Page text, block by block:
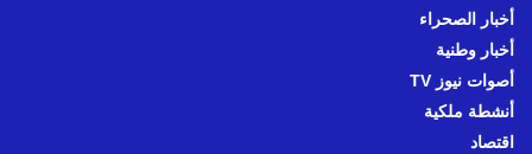
أخبار الصحراء
أخبار وطنية
أصوات نيوز TV
أنشطة ملكية
اقتصاد